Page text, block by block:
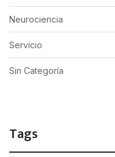
Neurociencia
Servicio
Sin Categoría
Tags